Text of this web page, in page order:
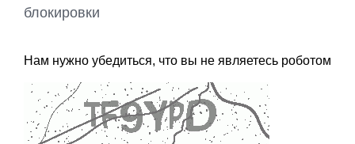
блокировки
Нам нужно убедиться, что вы не являетесь роботом